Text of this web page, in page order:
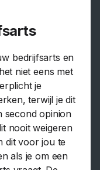
bedrijfsarts en
niet eens met
je
terwijl je dit
second opinion
nooit weigeren
dit voor jou te
als je om een